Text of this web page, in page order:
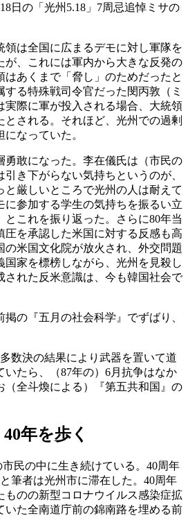
日の「光州5.18」7周忌追悼ミサの
は全国に広まるデモに対し軍隊を
が、これには軍内から大きな反発の
はあくまで「脅し」のためだったと
する特殊戦司令官だった閔丙敦（ミ
実際に軍が投入される場合、大統領
とされる。それほど、光州での過剰
なっていた。
敢になった。李在儀氏は（市民の
き下がらない気持ちというのが、
と厳しいところで光州の人は耐えて
に参加する学生の気持ちを振るい立
とこれを振り返った。さらに80年当
圧を承認した米国に対する反感も高
の米国文化院が放火され、外交問題
国家を標榜しながら、光州を見殺し
された反米意識は、今も韓国社会で
の『五月の社会科学』でずばり、
数決の結果により武器を置いて道
いたら、（87年の）6月抗争はなか
（全斗煥による）『第五共和国』の
40年を歩く
民の中に生き続けている。40周年
筆者は光州市に滞在した。40周年
ものの新型コロナウイルス感染症拡
いた全南道庁前の錦南路を埋める前